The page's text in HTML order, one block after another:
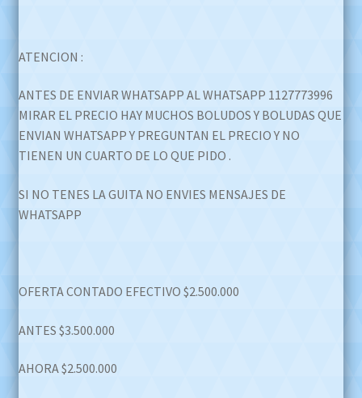
ATENCION :
ANTES DE ENVIAR WHATSAPP AL WHATSAPP 1127773996
MIRAR EL PRECIO HAY MUCHOS BOLUDOS Y BOLUDAS QUE
ENVIAN WHATSAPP Y PREGUNTAN EL PRECIO Y NO
TIENEN UN CUARTO DE LO QUE PIDO .
SI NO TENES LA GUITA NO ENVIES MENSAJES DE
WHATSAPP
OFERTA CONTADO EFECTIVO $2.500.000
ANTES $3.500.000
AHORA $2.500.000